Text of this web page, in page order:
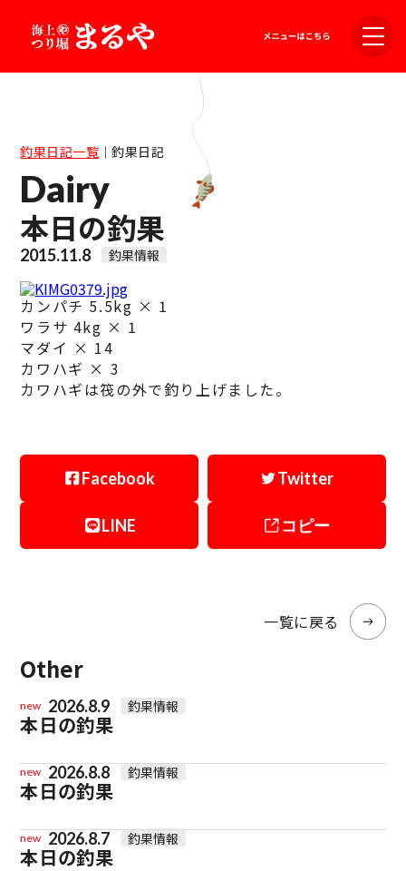
釣果日記一覧｜釣果日記
Dairy
本日の釣果
2015.11.8 釣果情報
カンパチ 5.5kg × 1
ワラサ 4kg × 1
マダイ × 14
カワハギ × 3
カワハギは筏の外で釣り上げました。
Facebook Twitter
LINE コピー
一覧に戻る
Other
new 2026.8.9 釣果情報
本日の釣果
new 2026.8.8 釣果情報
本日の釣果
new 2026.8.7 釣果情報
本日の釣果